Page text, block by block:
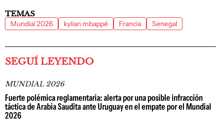
TEMAS
Mundial 2026 kylian mbappé Francia Senegal
SEGUÍ LEYENDO
MUNDIAL 2026
Fuerte polémica reglamentaria: alerta por una posible infracción
táctica de Arabia Saudita ante Uruguay en el empate por el Mundial
2026